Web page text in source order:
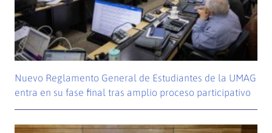
Nuevo Reglamento General de Estudiantes de la UMAG
entra en su fase final tras amplio proceso participativo